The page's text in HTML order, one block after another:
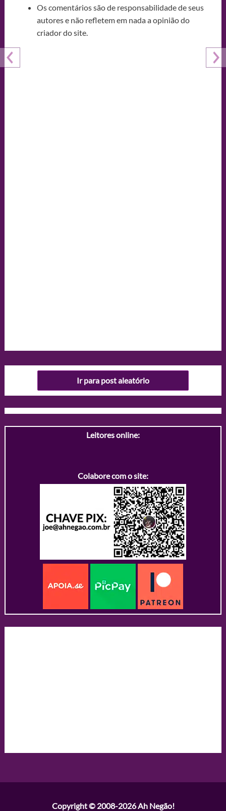
Os comentários são de responsabilidade de seus
autores e não refletem em nada a opinião do
criador do site.
Ir para post aleatório
Leitores online:
Colabore com o site:
Copyright © 2008-2026Ah Negão!